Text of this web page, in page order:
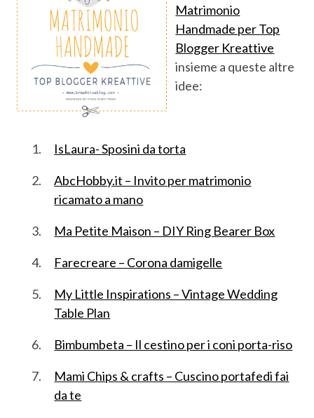
Matrimonio
Handmade per Top
Blogger Kreattive
insieme a queste altre
idee:
IsLaura- Sposini da torta
AbcHobby.it – Invito per matrimonio
ricamato a mano
Ma Petite Maison – DIY Ring Bearer Box
Farecreare – Corona damigelle
My Little Inspirations – Vintage Wedding
Table Plan
Bimbumbeta – Il cestino per i coni porta-riso
Mami Chips & crafts – Cuscino portafedi fai
da te